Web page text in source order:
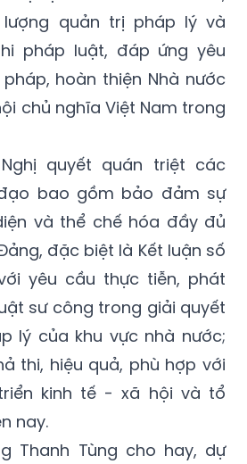
quản trị pháp lý và
pháp luật, đáp ứng yêu
hoàn thiện Nhà nước
chủ nghĩa Việt Nam trong
quyết quán triệt các
bao gồm bảo đảm sự
và thể chế hóa đầy đủ
đặc biệt là Kết luận số
yêu cầu thực tiễn, phát
sư công trong giải quyết
lý của khu vực nhà nước;
thi, hiệu quả, phù hợp với
kinh tế - xã hội và tổ
nay.
Thanh Tùng cho hay, dự